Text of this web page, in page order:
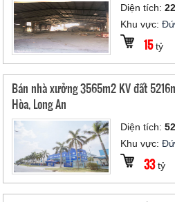
Diện tích:
Khu vực:
15tỷ
Bán nhà xưởng 3565m2 KV đất
Hòa, Long An
Diện tích:
Khu vực:
33tỷ